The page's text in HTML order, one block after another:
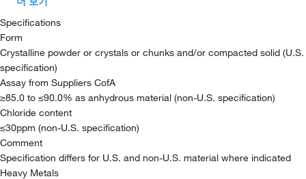
Specifications
Form
Crystalline powder or crystals or chunks and/or compacted solid (U.S.
specification)
Assay from Suppliers CofA
≥85.0 to ≤90.0% as anhydrous material (non-U.S. specification)
Chloride content
≤30ppm (non-U.S. specification)
Comment
Specification differs for U.S. and non-U.S. material where indicated
Heavy Metals